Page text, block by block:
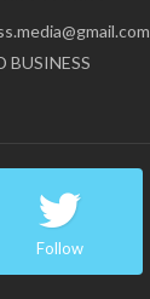
BUSINESS
Follow